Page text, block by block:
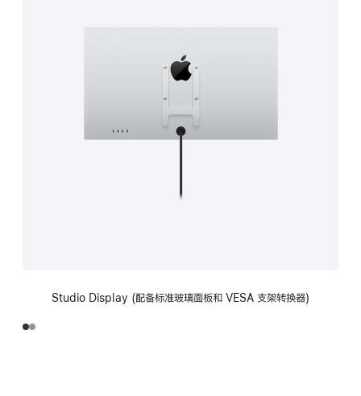
Studio Display (配备标准玻璃面板和 VESA 支架转换器)